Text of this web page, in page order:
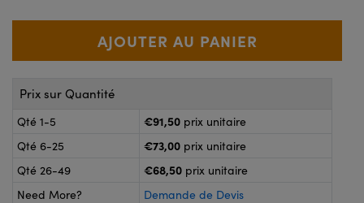
ou Coupleurs
: Microscopie
: Caméras
Prix sur Quantité
Qté 1-5 €91,50 prix unitaire
Qté 6-25
€73,00 prix unitaire
Qté 26-49
€68,50 prix unitaire
Need More?
Demande de Devis